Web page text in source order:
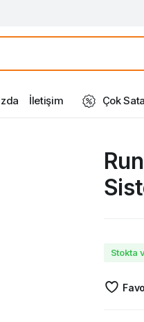
İletişim Çok
Stokta